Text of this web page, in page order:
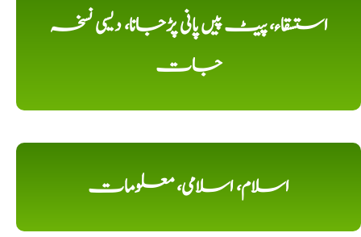
استسقاء، پیٹ پیں پانی پڑجانا، دیسی نسخہ
جات
اسلام، اسلامی، معلومات